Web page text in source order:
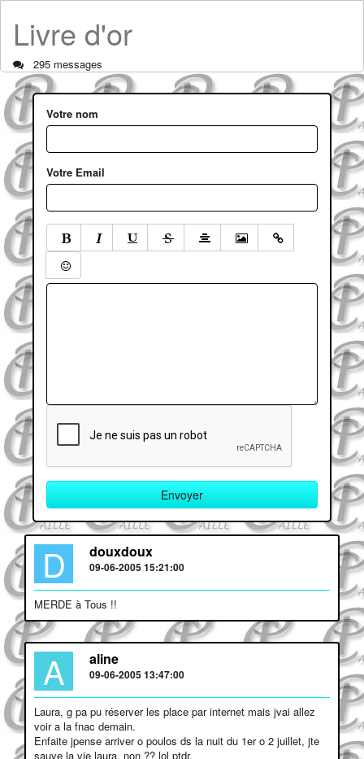
Livre d'or
295 messages
Votre nom
Votre Email
D douxdoux
09-06-2005 15:21:00
MERDE à Tous !!
A aline
09-06-2005 13:47:00
Laura, g pa pu réserver les place par internet mais jvai allez
voir a la fnac demain.
Enfaite jpense arriver o poulos ds la nuit du 1er o 2 juillet, jte
sauve la vie laura, non ?? lol ptdr.